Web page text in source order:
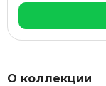
О коллекции